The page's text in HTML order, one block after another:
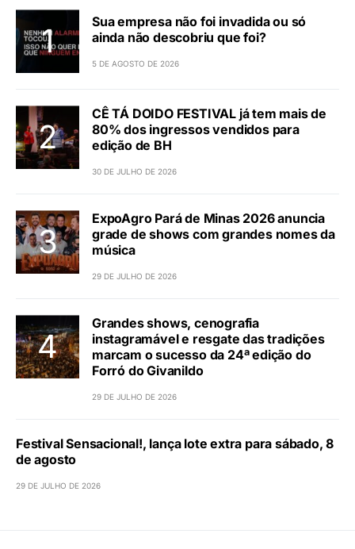
Sua empresa não foi invadida ou só
ainda não descobriu que foi?
5 DE AGOSTO DE 2026
CÊ TÁ DOIDO FESTIVAL já tem mais de
80% dos ingressos vendidos para
edição de BH
30 DE JULHO DE 2026
ExpoAgro Pará de Minas 2026 anuncia
grade de shows com grandes nomes da
música
29 DE JULHO DE 2026
Grandes shows, cenografia
instagramável e resgate das tradições
marcam o sucesso da 24ª edição do
Forró do Givanildo
29 DE JULHO DE 2026
Festival Sensacional!, lança lote extra para sábado, 8
de agosto
29 DE JULHO DE 2026